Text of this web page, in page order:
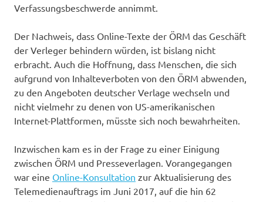
Verfassungsbeschwerde annimmt.
Der Nachweis, dass Online-Texte der ÖRM das Geschäft
der Verleger behindern würden, ist bislang nicht
erbracht. Auch die Hoffnung, dass Menschen, die sich
aufgrund von Inhalteverboten von den ÖRM abwenden,
zu den Angeboten deutscher Verlage wechseln und
nicht vielmehr zu denen von US-amerikanischen
Internet-Plattformen, müsste sich noch bewahrheiten.
Inzwischen kam es in der Frage zu einer Einigung
zwischen ÖRM und Presseverlagen. Vorangegangen
war eine Online-Konsultation zur Aktualisierung des
Telemedienauftrags im Juni 2017, auf die hin 62